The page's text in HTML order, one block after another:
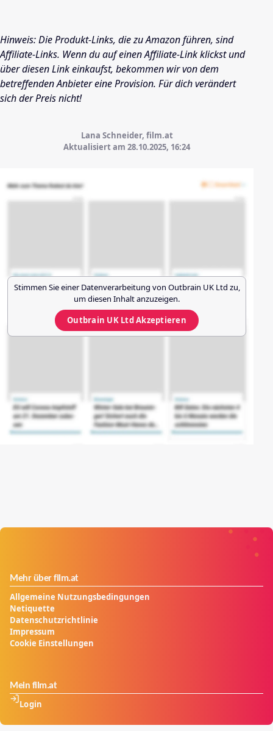
Hinweis: Die Produkt-Links, die zu Amazon führen, sind
Affiliate-Links. Wenn du auf einen Affiliate-Link klickst und
über diesen Link einkaufst, bekommen wir von dem
betreffenden Anbieter eine Provision. Für dich verändert
sich der Preis nicht!
Lana Schneider, film.at
Aktualisiert am 28.10.2025, 16:24
Stimmen Sie einer Datenverarbeitung von Outbrain UK Ltd zu,
um diesen Inhalt anzuzeigen.
Outbrain UK LtdAkzeptieren
Mehr über film.at
Allgemeine Nutzungsbedingungen
Netiquette
Datenschutzrichtlinie
Impressum
Cookie Einstellungen
Mein film.at
Login